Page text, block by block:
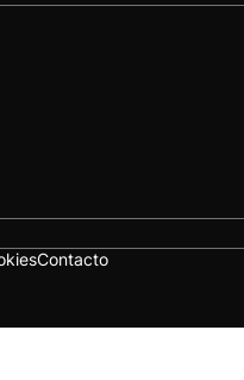
Contacto